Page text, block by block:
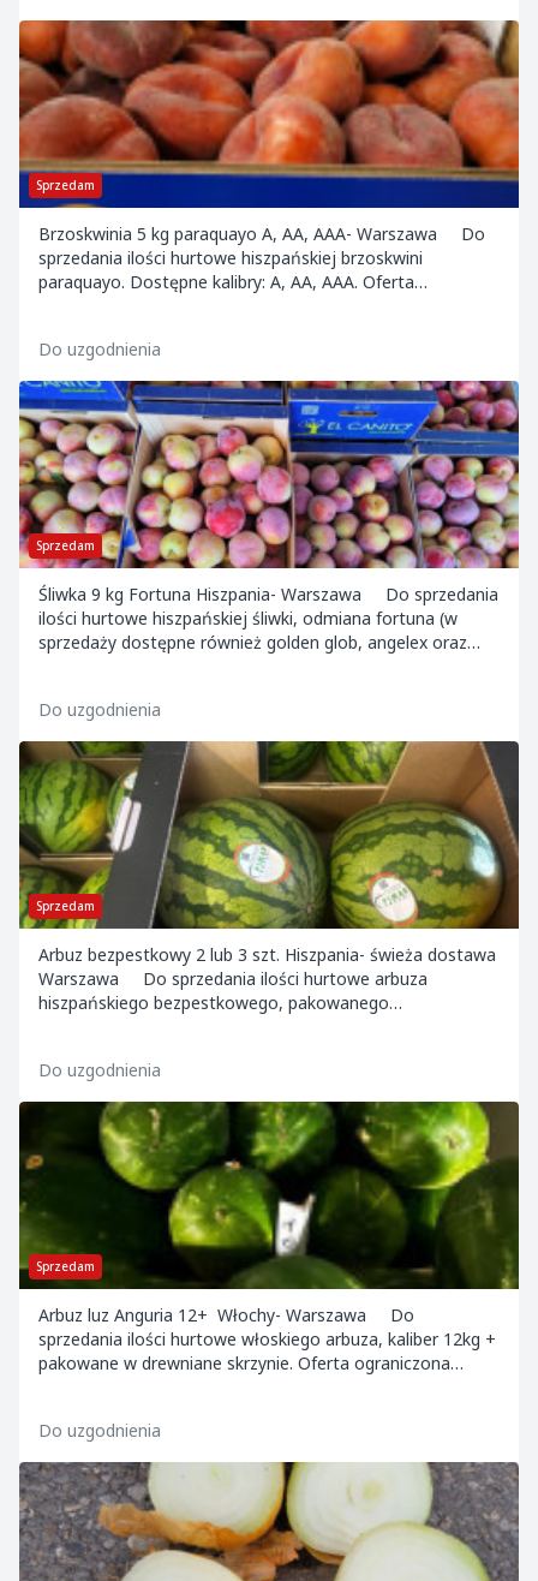
Sprzedam
Brzoskwinia 5 kg paraquayo A, AA, AAA- Warszawa Do
sprzedania ilości hurtowe hiszpańskiej brzoskwini
paraquayo. Dostępne kalibry: A, AA, AAA. Oferta
Do uzgodnienia
Sprzedam
Śliwka 9 kg Fortuna Hiszpania- Warszawa Do sprzedania
ilości hurtowe hiszpańskiej śliwki, odmiana fortuna (w
sprzedaży dostępne również golden glob, angelex oraz
Do uzgodnienia
Sprzedam
Arbuz bezpestkowy 2 lub 3 szt. Hiszpania- świeża dostawa
Warszawa Do sprzedania ilości hurtowe arbuza
hiszpańskiego bezpestkowego, pakowanego
Do uzgodnienia
Sprzedam
Arbuz luz Anguria 12+ Włochy- Warszawa Do
sprzedania ilości hurtowe włoskiego arbuza, kaliber 12kg +
pakowane w drewniane skrzynie. Oferta ograniczona
Do uzgodnienia